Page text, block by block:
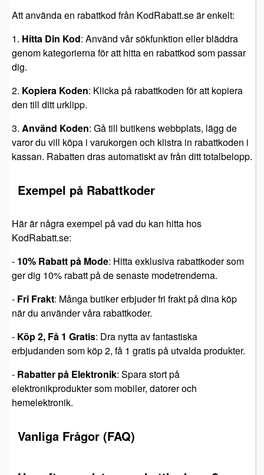
Att använda en rabattkod från KodRabatt.se är enkelt:
1. Hitta Din Kod: Använd vår sökfunktion eller bläddra
genom kategorierna för att hitta en rabattkod som passar
dig.
2. Kopiera Koden: Klicka på rabattkoden för att kopiera
den till ditt urklipp.
3. Använd Koden: Gå till butikens webbplats, lägg de
varor du vill köpa i varukorgen och klistra in rabattkoden i
kassan. Rabatten dras automatiskt av från ditt totalbelopp.
Exempel på Rabattkoder
Här är några exempel på vad du kan hitta hos
KodRabatt.se:
- 10% Rabatt på Mode: Hitta exklusiva rabattkoder som
ger dig 10% rabatt på de senaste modetrenderna.
- Fri Frakt: Många butiker erbjuder fri frakt på dina köp
när du använder våra rabattkoder.
- Köp 2, Få 1 Gratis: Dra nytta av fantastiska
erbjudanden som köp 2, få 1 gratis på utvalda produkter.
- Rabatter på Elektronik: Spara stort på
elektronikprodukter som mobiler, datorer och
hemelektronik.
Vanliga Frågor (FAQ)